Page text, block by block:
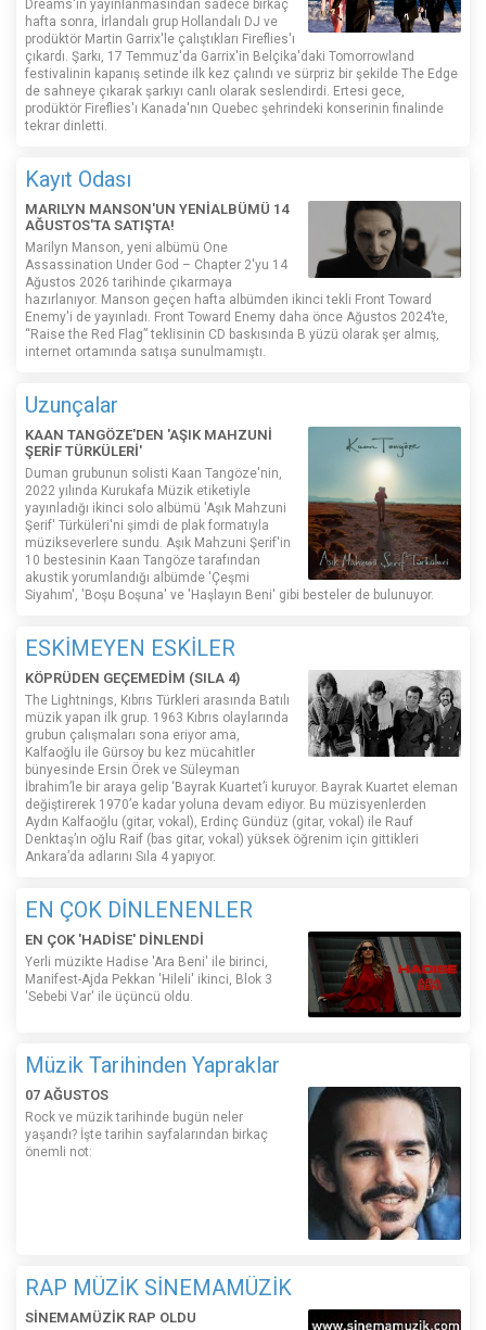
Dreams'in yayınlanmasından sadece birkaç
hafta sonra, İrlandalı grup Hollandalı DJ ve
prodüktör Martin Garrix'le çalıştıkları Fireflies'ı
çıkardı. Şarkı, 17 Temmuz'da Garrix'in Belçika'daki Tomorrowland
festivalinin kapanış setinde ilk kez çalındı ​​ve sürpriz bir şekilde The Edge
de sahneye çıkarak şarkıyı canlı olarak seslendirdi. Ertesi gece,
prodüktör Fireflies'ı Kanada'nın Quebec şehrindeki konserinin finalinde
tekrar dinletti.
Kayıt Odası
MARILYN MANSON'UN YENİALBÜMÜ 14
AĞUSTOS'TA SATIŞTA!
Marilyn Manson, yeni albümü One
Assassination Under God – Chapter 2'yu 14
Ağustos 2026 tarihinde çıkarmaya
hazırlanıyor. Manson geçen hafta albümden ikinci tekli Front Toward
Enemy'i de yayınladı. Front Toward Enemy daha önce Ağustos 2024’te,
“Raise the Red Flag” teklisinin CD baskısında B yüzü olarak şer almış,
internet ortamında satışa sunulmamıştı.
Uzunçalar
KAAN TANGÖZE'DEN 'AŞIK MAHZUNİ
ŞERİF TÜRKÜLERİ'
Duman grubunun solisti Kaan Tangöze'nin,
2022 yılında Kurukafa Müzik etiketiyle
yayınladığı ikinci solo albümü 'Aşık Mahzuni
Şerif' Türküleri'ni şimdi de plak formatıyla
müzikseverlere sundu. Aşık Mahzuni Şerif'in
10 bestesinin Kaan Tangöze tarafından
akustik yorumlandığı albümde 'Çeşmi
Siyahım', 'Boşu Boşuna' ve 'Haşlayın Beni' gibi besteler de bulunuyor.
ESKİMEYEN ESKİLER
KÖPRÜDEN GEÇEMEDİM (SILA 4)
The Lightnings, Kıbrıs Türkleri arasında Batılı
müzik yapan ilk grup. 1963 Kıbrıs olaylarında
grubun çalışmaları sona eriyor ama,
Kalfaoğlu ile Gürsoy bu kez mücahitler
bünyesinde Ersin Örek ve Süleyman
İbrahim’le bir araya gelip ‘Bayrak Kuartet’i kuruyor. Bayrak Kuartet eleman
değiştirerek 1970’e kadar yoluna devam ediyor. Bu müzisyenlerden
Aydın Kalfaoğlu (gitar, vokal), Erdinç Gündüz (gitar, vokal) ile Rauf
Denktaş’ın oğlu Raif (bas gitar, vokal) yüksek öğrenim için gittikleri
Ankara’da adlarını Sıla 4 yapıyor.
EN ÇOK DİNLENENLER
EN ÇOK 'HADİSE' DİNLENDİ
Yerli müzikte Hadise 'Ara Beni' ile birinci,
Manifest-Ajda Pekkan 'Hileli' ikinci, Blok 3
'Sebebi Var' ile üçüncü oldu.
Müzik Tarihinden Yapraklar
07 AĞUSTOS
Rock ve müzik tarihinde bugün neler
yaşandı? İşte tarihin sayfalarından birkaç
önemli not:
RAP MÜZİK SİNEMAMÜZİK
SİNEMAMÜZİK RAP OLDU